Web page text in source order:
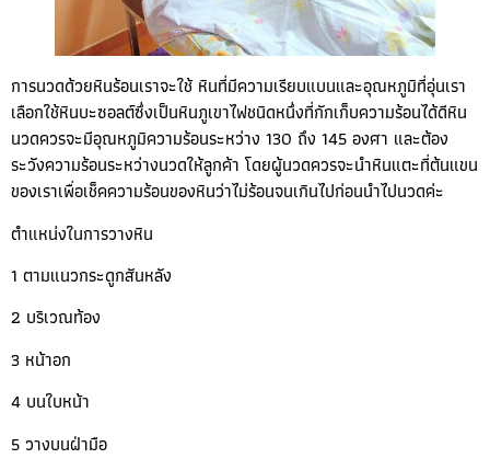
การนวดด้วยหินร้อนเราจะใช้ หินที่มีความเรียบแบนและอุณหภูมิที่อุ่นเรา
เลือกใช้หินบะซอลต์ซึ่งเป็นหินภูเขาไฟชนิดหนึ่งที่กักเก็บความร้อนได้ดีหิน
นวดควรจะมีอุณหภูมิความร้อนระหว่าง 130 ถึง 145 องศา และต้อง
ระวังความร้อนระหว่างนวดให้ลูกค้า โดยผู้นวดควรจะนำหินแตะที่ต้นแขน
ของเราเพื่อเช็คความร้อนของหินว่าไม่ร้อนจนเกินไปก่อนนำไปนวดค่ะ
ตำแหน่งในการวางหิน
1 ตามแนวกระดูกสันหลัง
2 บริเวณท้อง
3 หน้าอก
4 บนใบหน้า
5 วางบนฝ่ามือ